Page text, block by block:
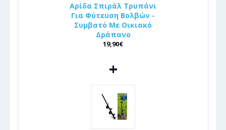
Αρίδα Σπιράλ Τρυπάνι
Για Φύτευση Βολβών -
Συμβατό Με Οικιακό
Δράπανο
19,90€
+